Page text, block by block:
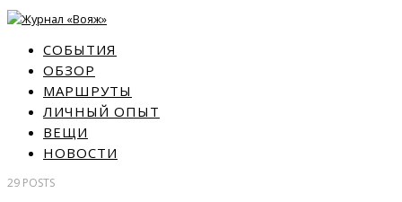
СОБЫТИЯ
ОБЗОР
МАРШРУТЫ
ЛИЧНЫЙ ОПЫТ
ВЕЩИ
НОВОСТИ
29 POSTS